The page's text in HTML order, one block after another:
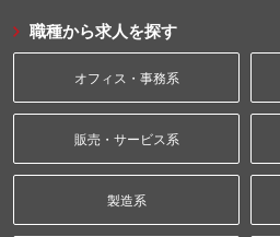
職種から求人を探す
オフィス・事務系
販売・サービス系
製造系